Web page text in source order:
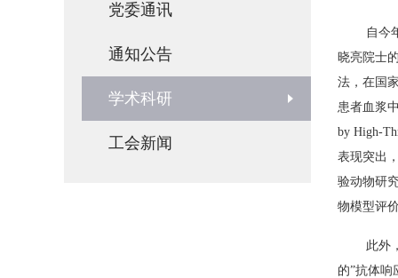
党委通讯
通知公告
学术科研
工会新闻
自今
晓亮院士
法，在国
患者血浆
by High-
表现突出
验动物研
物模型评
此外
的”抗体响